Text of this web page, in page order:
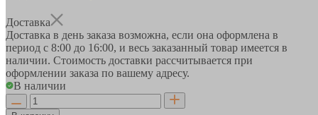
Доставка
Доставка в день заказа возможна, если она оформлена в
период с 8:00 до 16:00, и весь заказанный товар имеется в
наличии. Стоимость доставки рассчитывается при
оформлении заказа по вашему адресу.
В наличии